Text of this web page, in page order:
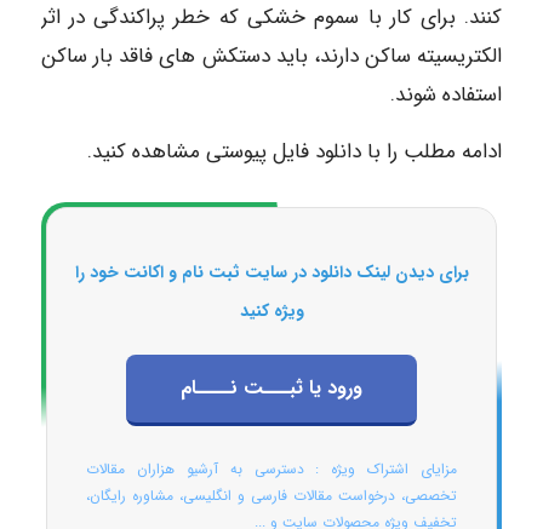
کنند. برای کار با سموم خشکی که خطر پراکندگی در اثر
الکتریسیته ساکن دارند، باید دستکش های فاقد بار ساکن
استفاده شوند.
ادامه مطلب را با دانلود فایل پیوستی مشاهده کنید.
برای دیدن لینک دانلود در سایت ثبت نام و اکانت خود را
ویژه کنید
ورود یا ثبـــت نــــام
مزایای اشتراک ویژه : دسترسی به آرشیو هزاران مقالات
تخصصی، درخواست مقالات فارسی و انگلیسی، مشاوره رایگان،
تخفیف ویژه محصولات سایت و ...